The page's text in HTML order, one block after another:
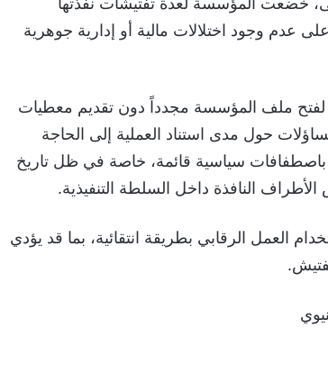
عدم وجود اختلالات مالية أو إدارية جوهرية
ملف المؤسسة مجدداً دون تقديم معطيات
حول مدى استناد العملية إلى الحاجة
باصطفافات سياسية قائمة، خاصة في ظل تاريخ
النافذة داخل السلطة التنفيذية.
العمل الرقابي بطريقة انتقائية، بما قد يؤدي